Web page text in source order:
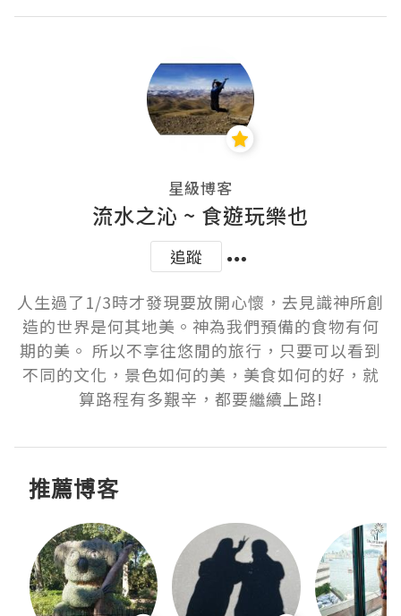
星級博客
流水之沁 ~ 食遊玩樂也
追蹤
人生過了1/3時才發現要放開心懷，去見識神所創
造的世界是何其地美。神為我們預備的食物有何
期的美。 所以不享往悠閒的旅行，只要可以看到
不同的文化，景色如何的美，美食如何的好，就
算路程有多艱辛，都要繼續上路!
推薦博客